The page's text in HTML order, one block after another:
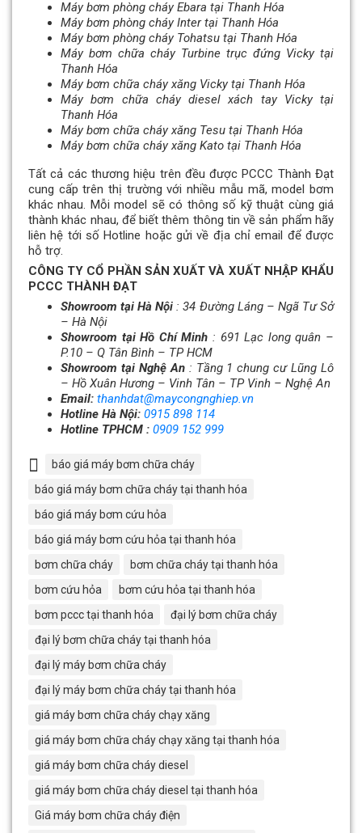
Máy bơm phòng cháy Ebara tại Thanh Hóa
Máy bơm phòng cháy Inter tại Thanh Hóa
Máy bơm phòng cháy Tohatsu tại Thanh Hóa
Máy bơm chữa cháy Turbine trục đứng Vicky tại
Thanh Hóa
Máy bơm chữa cháy xăng Vicky tại Thanh Hóa
Máy bơm chữa cháy diesel xách tay Vicky tại
Thanh Hóa
Máy bơm chữa cháy xăng Tesu tại Thanh Hóa
Máy bơm chữa cháy xăng Kato tại Thanh Hóa
Tất cả các thương hiệu trên đều được PCCC Thành Đạt
cung cấp trên thị trường với nhiều mẫu mã, model bơm
khác nhau. Mỗi model sẽ có thông số kỹ thuật cùng giá
thành khác nhau, để biết thêm thông tin về sản phẩm hãy
liên hệ tới số Hotline hoặc gửi về địa chỉ email để được
hỗ trợ.
CÔNG TY CỔ PHẦN SẢN XUẤT VÀ XUẤT NHẬP KHẨU
PCCC THÀNH ĐẠT
Showroom tại Hà Nội : 34 Đường Láng – Ngã Tư Sở
– Hà Nội
Showroom tại Hồ Chí Minh : 691 Lạc long quân –
P.10 – Q Tân Bình – TP HCM
Showroom tại Nghệ An: Tầng 1 chung cư Lũng Lô
– Hồ Xuân Hương – Vinh Tân – TP Vinh – Nghệ An
Email: thanhdat@maycongnghiep.vn
Hotline Hà Nội: 0915 898 114
Hotline TPHCM : 0909 152 999
báo giá máy bơm chữa cháy
báo giá máy bơm chữa cháy tại thanh hóa
báo giá máy bơm cứu hỏa
báo giá máy bơm cứu hỏa tại thanh hóa
bơm chữa cháy
bơm chữa cháy tại thanh hóa
bơm cứu hỏa
bơm cứu hỏa tại thanh hóa
bơm pccc tại thanh hóa
đại lý bơm chữa cháy
đại lý bơm chữa cháy tại thanh hóa
đại lý máy bơm chữa cháy
đại lý máy bơm chữa cháy tại thanh hóa
giá máy bơm chữa cháy chạy xăng
giá máy bơm chữa cháy chạy xăng tại thanh hóa
giá máy bơm chữa cháy diesel
giá máy bơm chữa cháy diesel tại thanh hóa
Giá máy bơm chữa cháy điện